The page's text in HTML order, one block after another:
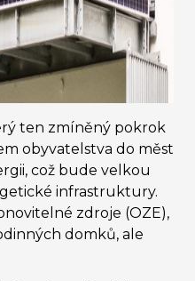
ten zmíněný pokrok
obyvatelstva do měst
což bude velkou
infrastruktury.
zdroje (OZE),
domků, ale